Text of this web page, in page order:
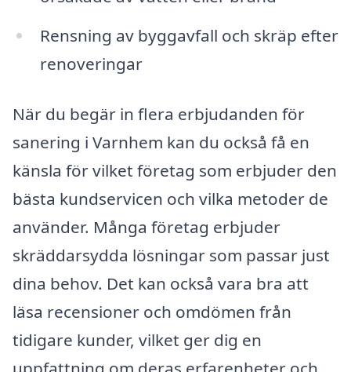
Rensning av byggavfall och skräp efter
renoveringar
När du begär in flera erbjudanden för
sanering i Varnhem kan du också få en
känsla för vilket företag som erbjuder den
bästa kundservicen och vilka metoder de
använder. Många företag erbjuder
skräddarsydda lösningar som passar just
dina behov. Det kan också vara bra att
läsa recensioner och omdömen från
tidigare kunder, vilket ger dig en